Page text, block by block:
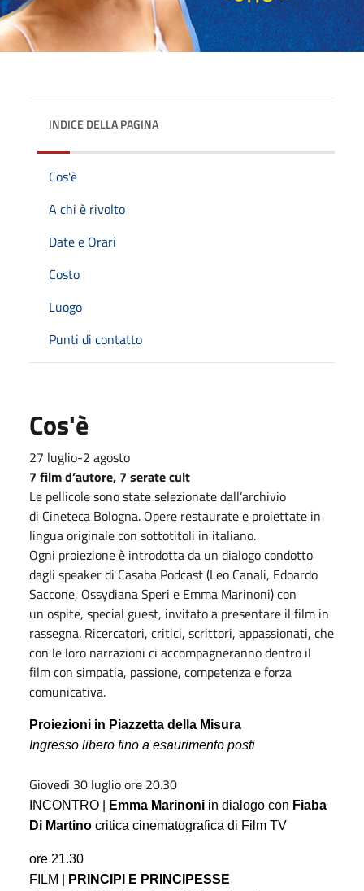
INDICE DELLA PAGINA
Cos'è
A chi è rivolto
Date e Orari
Costo
Luogo
Punti di contatto
Cos'è
27 luglio-2 agosto
7 film d’autore, 7 serate cult
Le pellicole sono state selezionate dall’archivio
di Cineteca Bologna. Opere restaurate e proiettate in
lingua originale con sottotitoli in italiano.
Ogni proiezione è introdotta da un dialogo condotto
dagli speaker di Casaba Podcast (Leo Canali, Edoardo
Saccone, Ossydiana Speri e Emma Marinoni) con
un ospite, special guest, invitato a presentare il film in
rassegna. Ricercatori, critici, scrittori, appassionati, che
con le loro narrazioni ci accompagneranno dentro il
film con simpatia, passione, competenza e forza
comunicativa.
Proiezioni in Piazzetta della Misura
Ingresso libero fino a esaurimento posti
Giovedì 30 luglio ore 20.30
INCONTRO | Emma Marinoni in dialogo con Fiaba
Di Martino critica cinematografica di Film TV
ore 21.30
FILM |
PRINCIPI E PRINCIPESSE